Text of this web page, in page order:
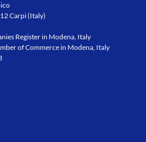
Carpi (Italy)
Register in Modena, Italy
of Commerce in Modena, Italy